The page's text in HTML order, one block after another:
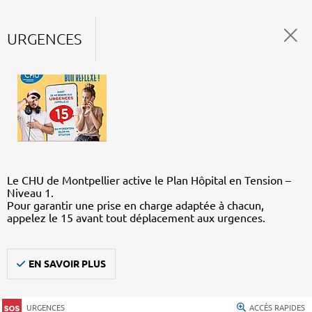
URGENCES
Le CHU de Montpellier active le Plan Hôpital en Tension –
Niveau 1.
Pour garantir une prise en charge adaptée à chacun,
appelez le 15 avant tout déplacement aux urgences.
EN SAVOIR PLUS
URGENCES ACCÈS RAPIDES